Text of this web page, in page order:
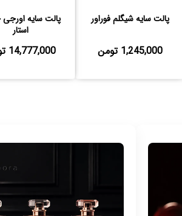
پالت سایه شیگلم فوراور
1,245,000 تومن
پالت سایه
استار
14,777,000 تومن